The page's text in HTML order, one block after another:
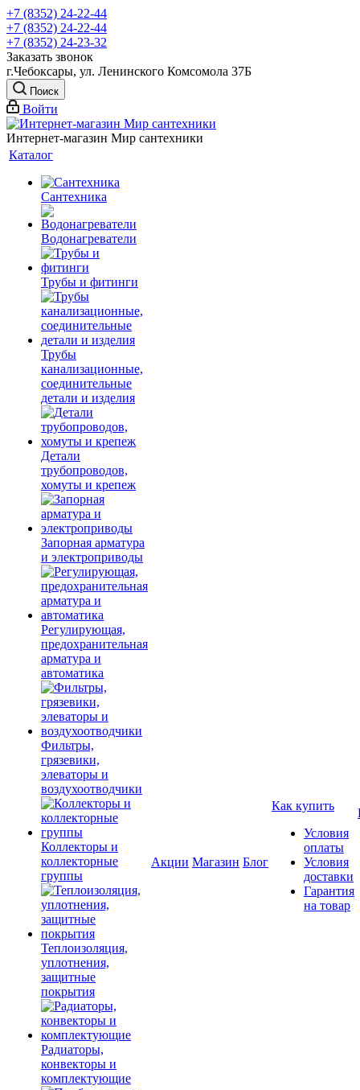
+7 (8352) 24-22-44
+7 (8352) 24-22-44
+7 (8352) 24-23-32
Заказать звонок
г.Чебоксары, ул. Ленинского Комсомола 37Б
Поиск
Войти
Интернет-магазин Мир сантехники
Каталог
Сантехника
Водонагреватели
Трубы и фитинги
Трубы
канализационные,
соединительные
детали и изделия
Детали
трубопроводов,
хомуты и крепеж
Запорная арматура
и электроприводы
Регулирующая,
предохранительная
арматура и
автоматика
Фильтры,
грязевики,
элеваторы и
воздухоотводчики
Коллекторы и
коллекторные
группы
Теплоизоляция,
уплотнения,
защитные
покрытия
Радиаторы,
конвекторы и
комплектующие
Акции Магазин Блог
Как купить
Условия
оплаты
Условия
доставки
Гарантия
на товар